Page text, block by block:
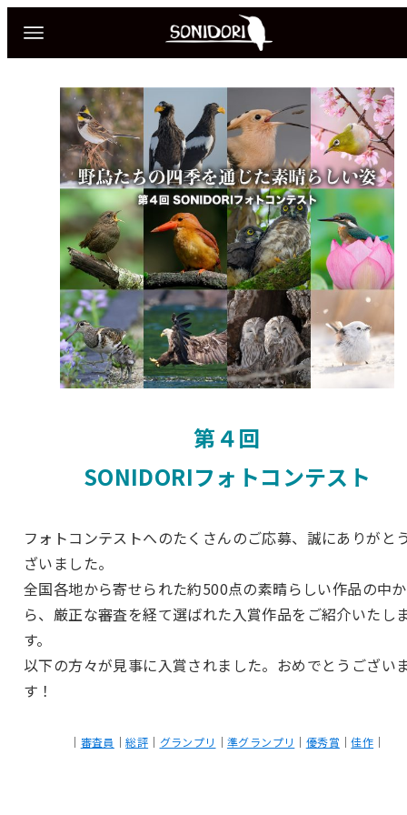
第４回
SONIDORIフォトコンテスト
フォトコンテストへのたくさんのご応募、誠にありがと
ざいました。
全国各地から寄せられた約500点の素晴らしい作品の中か
ら、厳正な審査を経て選ばれた入賞作品をご紹介いたし
す。
以下の方々が見事に入賞されました。おめでとうござい
す！
｜ 審査員 ｜総評 ｜ グランプリ ｜ 準グランプリ ｜ 優秀賞 ｜佳作 ｜